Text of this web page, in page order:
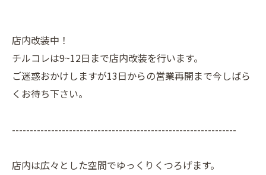
店内改装中！
チルコレは9~12日まで店内改装を行います。
ご迷惑おかけしますが13日からの営業再開まで今しばら
くお待ち下さい。
---------------------------------------------------------------
店内は広々とした空間でゆっくりくつろげます。